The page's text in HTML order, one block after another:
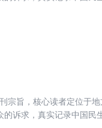
宗旨，核心读者定位于
诉求，真实记录中国民